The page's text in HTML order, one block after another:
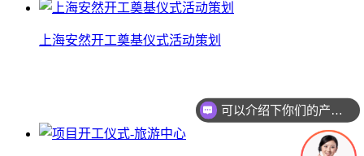
上海安然开工奠基仪式活动策划
可以介绍下你们的产品么？